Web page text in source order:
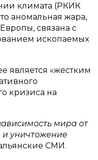
климата (РКИК
аномальная жара,
связана с
ископаемых
является «жестким
кризиса на
мира от
и уничтожение
СМИ.